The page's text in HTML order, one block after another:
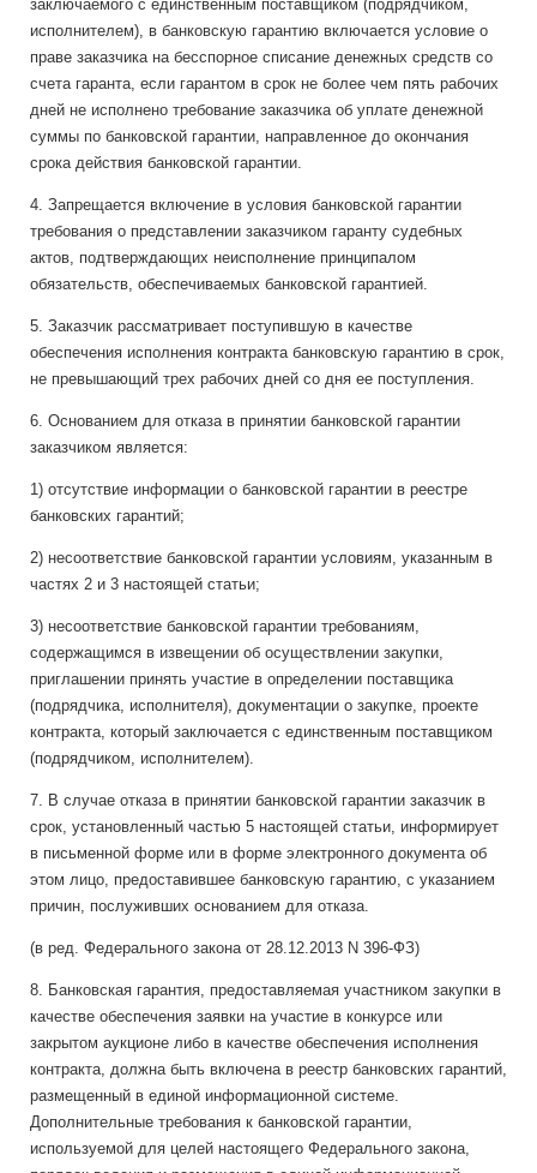
заключаемого с единственным поставщиком (подрядчиком,
исполнителем), в банковскую гарантию включается условие о
праве заказчика на бесспорное списание денежных средств со
счета гаранта, если гарантом в срок не более чем пять рабочих
дней не исполнено требование заказчика об уплате денежной
суммы по банковской гарантии, направленное до окончания
срока действия банковской гарантии.
4. Запрещается включение в условия банковской гарантии
требования о представлении заказчиком гаранту судебных
актов, подтверждающих неисполнение принципалом
обязательств, обеспечиваемых банковской гарантией.
5. Заказчик рассматривает поступившую в качестве
обеспечения исполнения контракта банковскую гарантию в срок,
не превышающий трех рабочих дней со дня ее поступления.
6. Основанием для отказа в принятии банковской гарантии
заказчиком является:
1) отсутствие информации о банковской гарантии в реестре
банковских гарантий;
2) несоответствие банковской гарантии условиям, указанным в
частях 2 и 3 настоящей статьи;
3) несоответствие банковской гарантии требованиям,
содержащимся в извещении об осуществлении закупки,
приглашении принять участие в определении поставщика
(подрядчика, исполнителя), документации о закупке, проекте
контракта, который заключается с единственным поставщиком
(подрядчиком, исполнителем).
7. В случае отказа в принятии банковской гарантии заказчик в
срок, установленный частью 5 настоящей статьи, информирует
в письменной форме или в форме электронного документа об
этом лицо, предоставившее банковскую гарантию, с указанием
причин, послуживших основанием для отказа.
(в ред. Федерального закона от 28.12.2013 N 396-ФЗ)
8. Банковская гарантия, предоставляемая участником закупки в
качестве обеспечения заявки на участие в конкурсе или
закрытом аукционе либо в качестве обеспечения исполнения
контракта, должна быть включена в реестр банковских гарантий,
размещенный в единой информационной системе.
Дополнительные требования к банковской гарантии,
используемой для целей настоящего Федерального закона,